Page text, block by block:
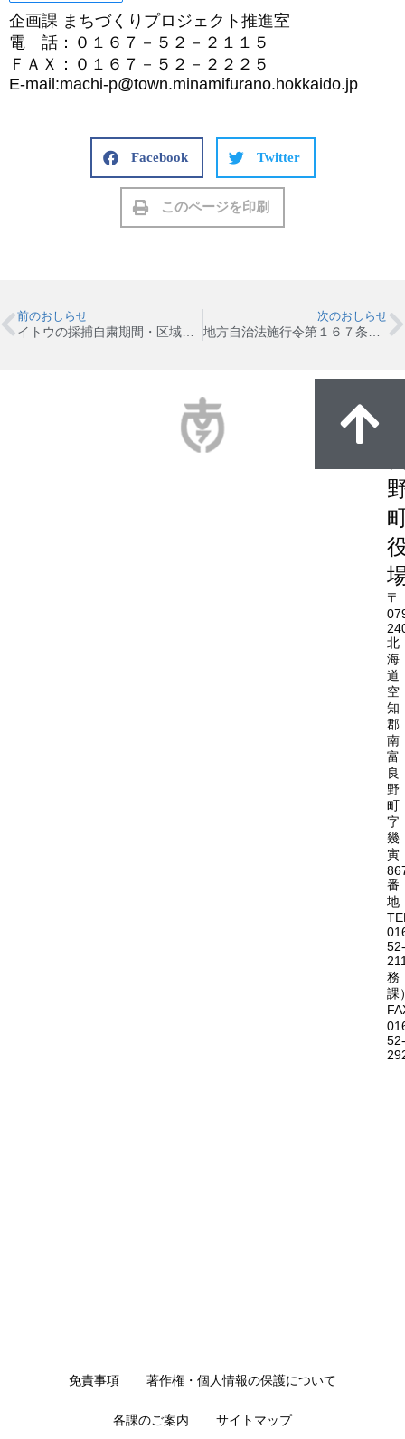
企画課 まちづくりプロジェクト推進室
電 話：０１６７－５２－２１１５
ＦＡＸ：０１６７－５２－２２２５
E-mail:machi-p@town.minamifurano.hokkaido.jp
Facebook Twitter
このページを印刷
前のおしらせ 次のおしらせ
〒
北
海
道
空
知
郡
南
富
良
野
町
字
幾
寅
番
地
52-
務
課
52-
免責事項 著作権・個人情報の保護について
各課のご案内 サイトマップ